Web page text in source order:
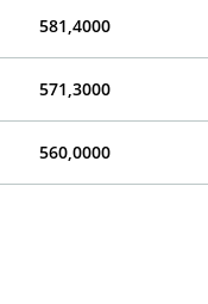
581,4000
571,3000
560,0000